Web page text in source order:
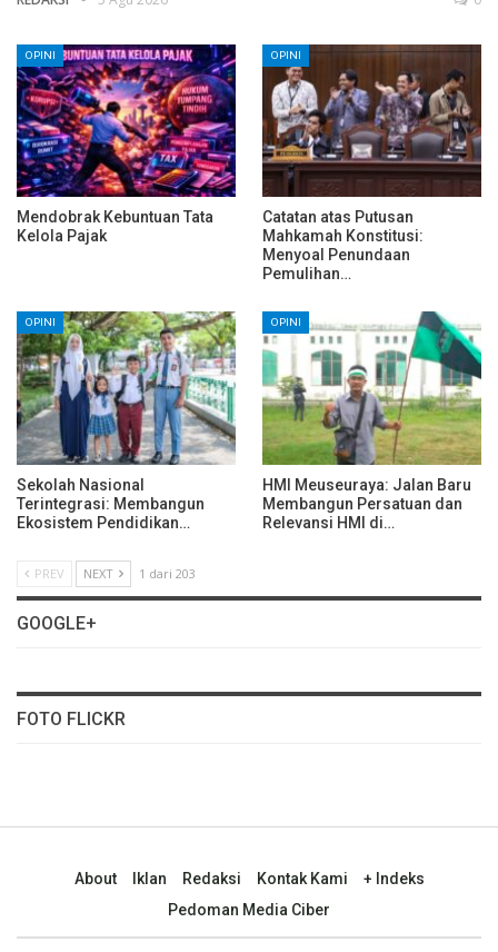
OPINI
Mendobrak Kebuntuan Tata
Kelola Pajak
OPINI
Catatan atas Putusan
Mahkamah Konstitusi:
Menyoal Penundaan
Pemulihan…
OPINI
Sekolah Nasional
Terintegrasi: Membangun
Ekosistem Pendidikan…
OPINI
HMI Meuseuraya: Jalan Baru
Membangun Persatuan dan
Relevansi HMI di…
PREV NEXT 1 dari 203
GOOGLE+
FOTO FLICKR
About Iklan Redaksi Kontak Kami
+ Indeks
Pedoman Media Ciber